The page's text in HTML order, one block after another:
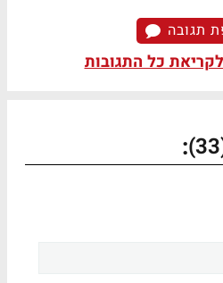
תגובה
לקריאת כל התגובות
: